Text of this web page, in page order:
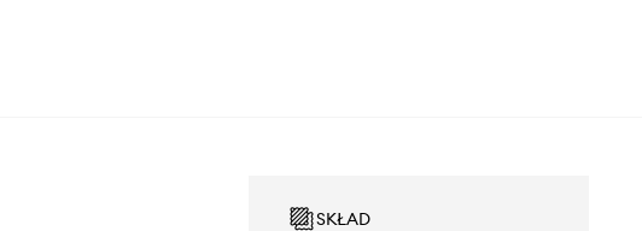
SKŁAD